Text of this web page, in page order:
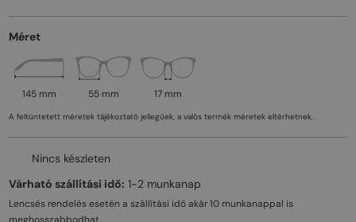
Méret
145 mm 55 mm 17 mm
A feltüntetett méretek tájékoztató jellegűek, a valós termék méretek eltérhetnek.
Nincs készleten
Várható szállítási idő: 1-2 munkanap
Lencsés rendelés esetén a szállítási idő akár10 munkanappal is